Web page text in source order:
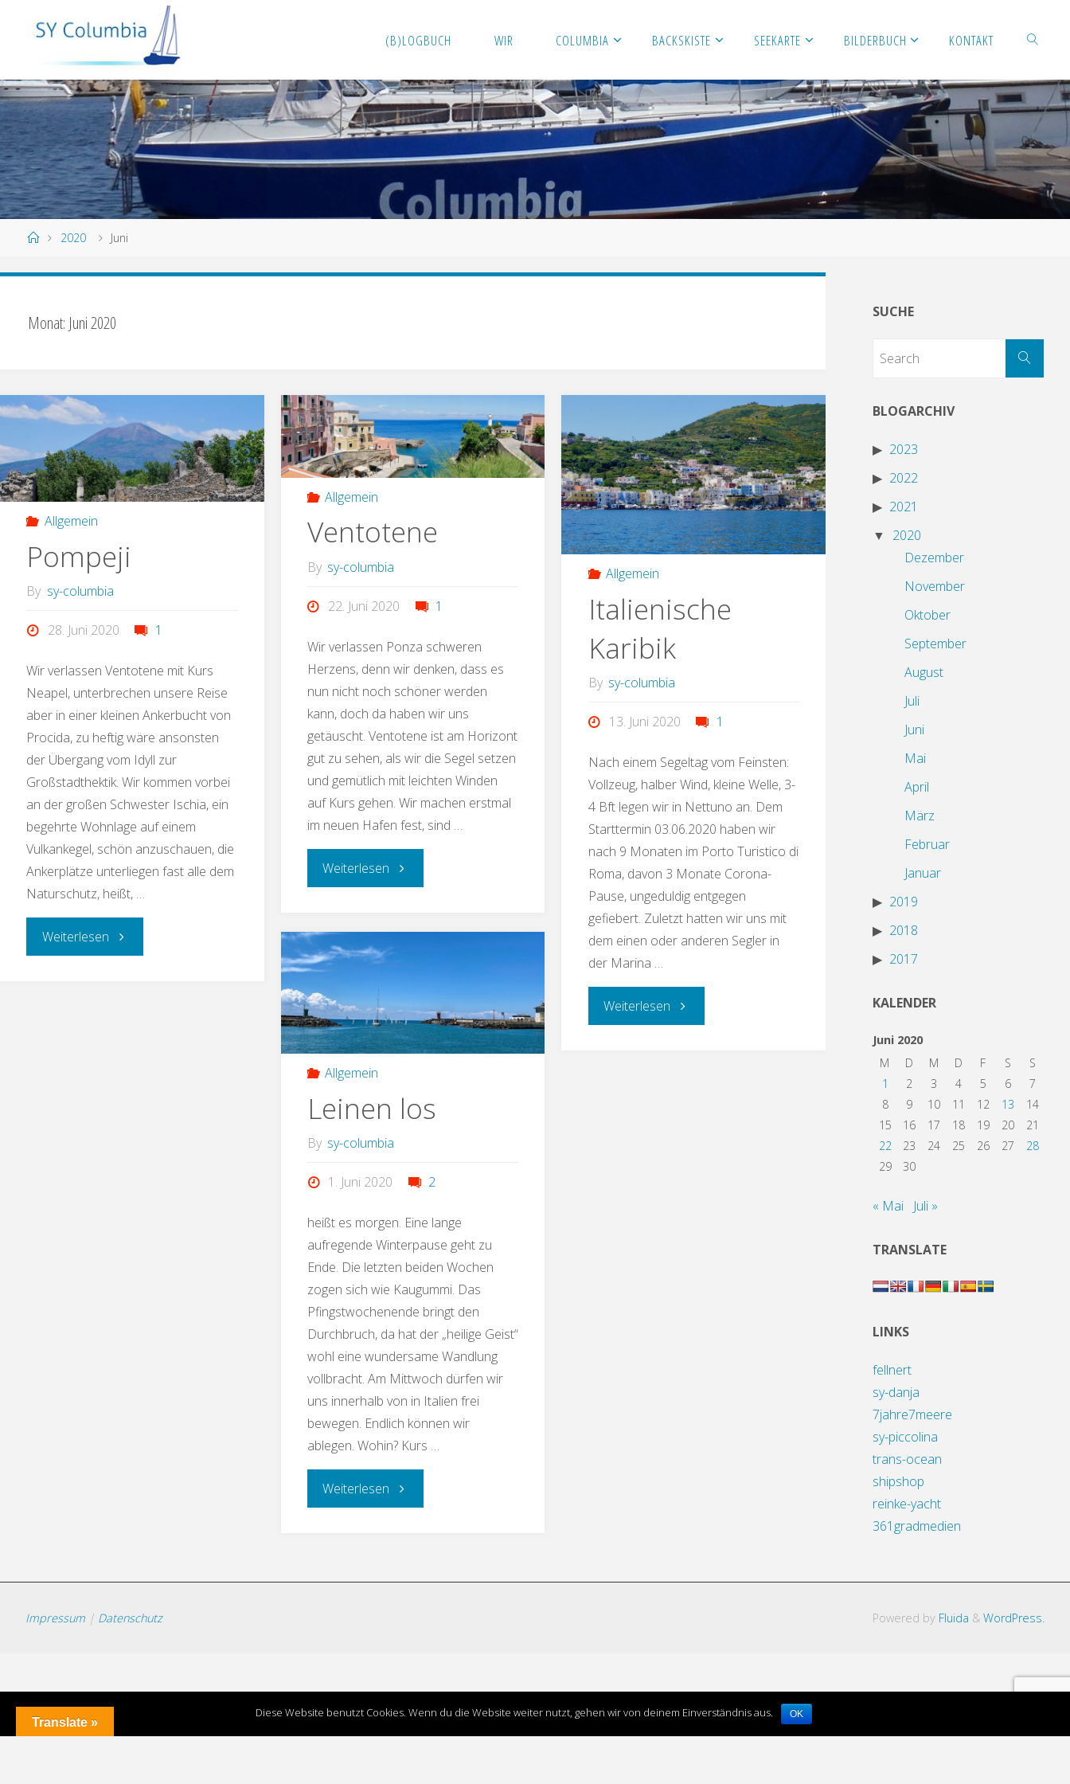
(B)LOGBUCH WIR COLUMBIA BACKSKISTE SEEKARTE BILDERBUCH KONTAKT
2020 Juni
Monat: Juni 2020
Allgemein
Pompeji
By sy-columbia
28. Juni 2020 1
Wir verlassen Ventotene mit Kurs
Neapel, unterbrechen unsere Reise
aber in einer kleinen Ankerbucht von
Procida, zu heftig wäre ansonsten
der Übergang vom Idyll zur
Großstadthektik. Wir kommen vorbei
an der großen Schwester Ischia, ein
begehrte Wohnlage auf einem
Vulkankegel, schön anzuschauen, die
Ankerplätze unterliegen fast alle dem
Naturschutz, heißt, …
Weiterlesen
Allgemein
Ventotene
By sy-columbia
22. Juni 2020 1
Wir verlassen Ponza schweren
Herzens, denn wir denken, dass es
nun nicht noch schöner werden
kann, doch da haben wir uns
getäuscht. Ventotene ist am Horizont
gut zu sehen, als wir die Segel setzen
und gemütlich mit leichten Winden
auf Kurs gehen. Wir machen erstmal
im neuen Hafen fest, sind …
Weiterlesen
Allgemein
Italienische
Karibik
By sy-columbia
13. Juni 2020 1
Nach einem Segeltag vom Feinsten:
Vollzeug, halber Wind, kleine Welle, 3-
4 Bft legen wir in Nettuno an. Dem
Starttermin 03.06.2020 haben wir
nach 9 Monaten im Porto Turistico di
Roma, davon 3 Monate Corona-
Pause, ungeduldig entgegen
gefiebert. Zuletzt hatten wir uns mit
dem einen oder anderen Segler in
der Marina …
Weiterlesen
Allgemein
Leinen los
By sy-columbia
1. Juni 2020 2
heißt es morgen. Eine lange
aufregende Winterpause geht zu
Ende. Die letzten beiden Wochen
zogen sich wie Kaugummi. Das
Pfingstwochenende bringt den
Durchbruch, da hat der „heilige Geist“
wohl eine wundersame Wandlung
vollbracht. Am Mittwoch dürfen wir
uns innerhalb von in Italien frei
bewegen. Endlich können wir
ablegen. Wohin? Kurs …
Weiterlesen
SUCHE
BLOGARCHIV
2023
2022
2021
2020
Dezember
November
Oktober
September
August
Juli
Juni
Mai
April
März
Februar
Januar
2019
2018
2017
KALENDER
Juni 2020
M
D M D F S
S
1
2 3 4 5 6
7
8
9 10 11 12 13
14
15
16 17 18 19 20
21
22
23 24 25 26 27
28
29
30
« Mai Juli »
TRANSLATE
LINKS
fellnert
sy-danja
7jahre7meere
sy-piccolina
trans-ocean
shipshop
reinke-yacht
361gradmedien
Impressum | Datenschutz Powered by Fluida & WordPress.
Translate »
Diese Website benutzt Cookies. Wenn du die Website weiter nutzt, gehen wir von deinem Einverständnis aus. OK